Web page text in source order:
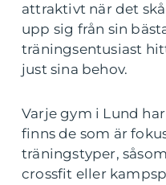
attraktivt när det
upp sig från sin
träningsentusiast
just sina behov.
Varje gym i Lund
finns de som är
träningstyper,
crossfit eller